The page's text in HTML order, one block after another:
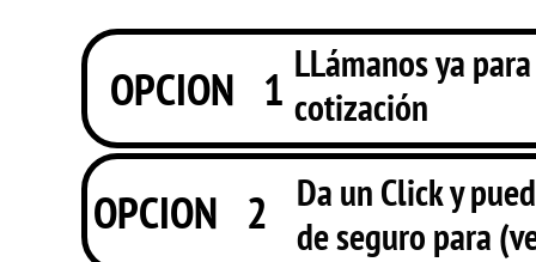
Da un Click y
de seguro para
OPCION 1
OPCION 2
LLámanos ya
cotización